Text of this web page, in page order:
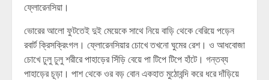
ফ্লোরেনসিয়া।
ভোরের আলো ফুটতেই দুই মেয়েকে সাথে নিয়ে বাড়ি থেকে বেরিয়ে পড়েন
রবার্ট ক্রিসক্রিংগল। ফ্লোরেনসিয়ার চোখে তখনো ঘুমের রেশ। ও আধবোজা
চোখে ঢুলু ঢুলু শরীরে পাহাড়ের সিঁড়ি বেয়ে পা টিপে টিপে হাঁটে। গন্তব্য
পাহাড়ের চূড়া। পাশ থেকে ওর বড় বোন একহাত মুঠোবন্দি করে ধরে দাঁড়িয়ে